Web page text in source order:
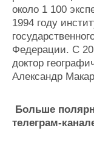
около 1 100
1994 году
Федерации. С
доктор
Александр
Больше
телеграм-